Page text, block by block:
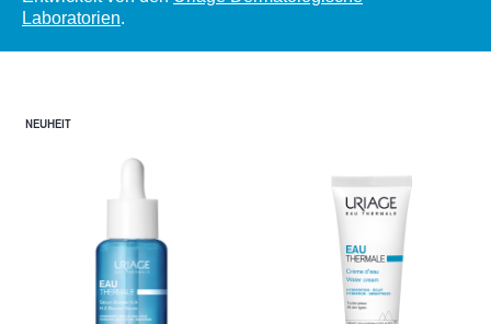
Laboratorien.
NEUHEIT